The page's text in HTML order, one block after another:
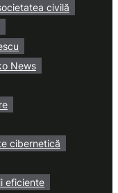
civilă
News
cibernetică
eficiente